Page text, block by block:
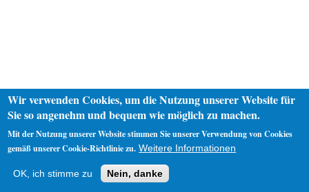
Impressum
Wir verwenden Cookies, um die Nutzung unserer Website für
Sie so angenehm und bequem wie möglich zu machen.
Mit der Nutzung unserer Website stimmen Sie unserer Verwendung von Cookies
gemäß unserer Cookie-Richtlinie zu. Weitere Informationen
OK, ich stimme zu Nein, danke